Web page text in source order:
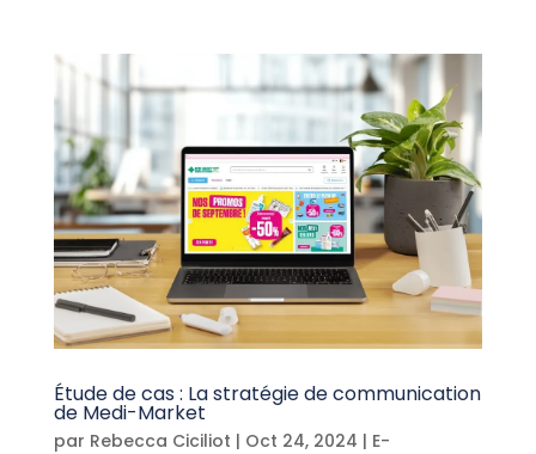
Étude de cas : La stratégie de communication
de Medi-Market
par Rebecca Ciciliot | Oct 24, 2024 | E-